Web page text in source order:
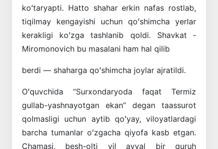
koʻtaryapti. Hatto shahar erkin nafas rost­lab,
tiqilmay kengayishi uchun qoʻshimcha yerlar
kerakligi koʻzga tashlanib qoldi. Shavkat ­
Miromonovich bu masalani ham hal qilib
berdi — shaharga qoʻshimcha joylar ajratildi.
Oʻquvchida “Surxondaryoda faqat Termiz
gullab-yashnayotgan ekan” degan taassurot
qolmasligi uchun aytib qoʻyay, viloyatlardagi
barcha tumanlar oʻzgacha qiyofa kasb etgan.
Chamasi, besh-olti yil avval bir guruh